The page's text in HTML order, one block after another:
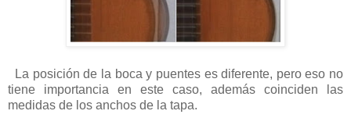
La posición de la boca y puentes es diferente, pero eso no
tiene importancia en este caso, además coinciden las
medidas de los anchos de la tapa.